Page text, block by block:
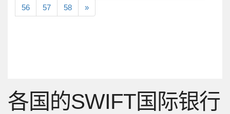
56 57 58 »
各国的SWIFT国际银行